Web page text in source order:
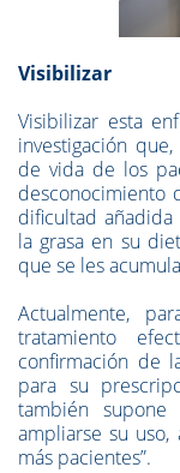
Visibilizar
Visibilizar esta
investigación
de vida de los
desconocimiento
dificultad
la grasa en su
que se les
Actualmente,
tratamiento
confirmación de
para su
también
ampliarse su
más pacientes”.